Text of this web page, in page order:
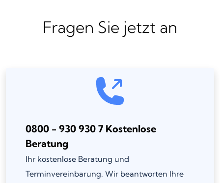
Fragen Sie jetzt an
0800 - 930 930 7 Kostenlose
Beratung
Ihr kostenlose Beratung und
Terminvereinbarung. Wir beantworten Ihre